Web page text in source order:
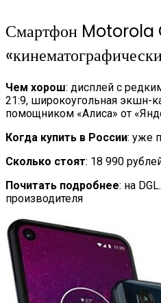
Смартфон
Чем хорош: дисплей с
21:9, широкоугольная экшн-
помощником «Алиса» от
Когда купить в России: уже
Сколько стоят: 18 990
Почитать подробнее: на
производителя